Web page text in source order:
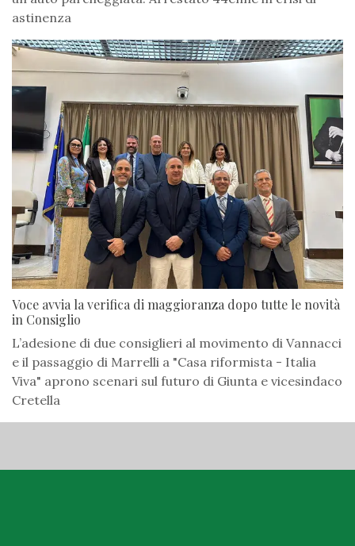
astinenza
Voce avvia la verifica di maggioranza dopo tutte le novità
in Consiglio
L’adesione di due consiglieri al movimento di Vannacci
e il passaggio di Marrelli a "Casa riformista - Italia
Viva" aprono scenari sul futuro di Giunta e vicesindaco
Cretella